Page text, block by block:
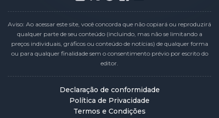
Aviso: Ao acessar este site, você concorda que não copiará ou reproduzirá
qualquer parte de seu conteúdo (incluindo, mas não se limitando a
preços individuais, gráficos ou conteúdo de notícias) de qualquer forma
ou para qualquer finalidade sem o consentimento prévio por escrito do
editor.
Declaração de conformidade
Política de Privacidade
Termos e Condições